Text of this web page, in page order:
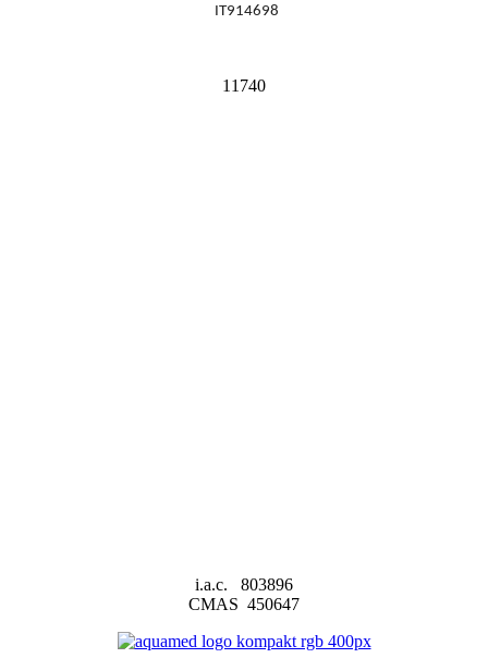
IT914698
11740
i.a.c. 803896
CMAS 450647